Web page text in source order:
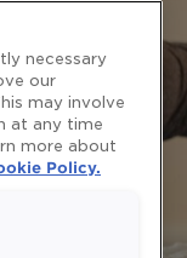
necessary
our
may involve
at any time
more about
Policy.